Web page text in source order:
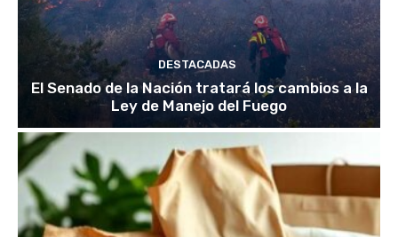
DESTACADAS
El Senado de la Nación tratará los cambios a la
Ley de Manejo del Fuego